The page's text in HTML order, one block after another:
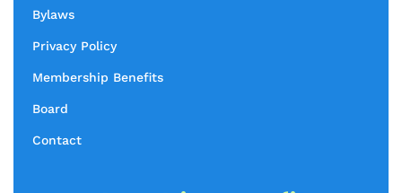
Bylaws
Privacy Policy
Membership Benefits
Board
Contact